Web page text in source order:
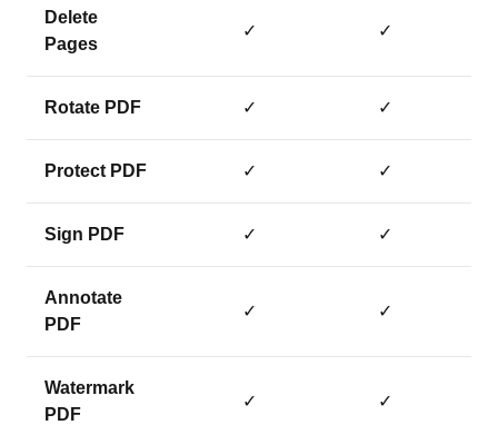
Delete
Pages
✓ ✓
Rotate PDF ✓ ✓
Protect PDF ✓ ✓
Sign PDF ✓ ✓
Annotate
PDF
✓ ✓
Watermark
PDF
✓ ✓